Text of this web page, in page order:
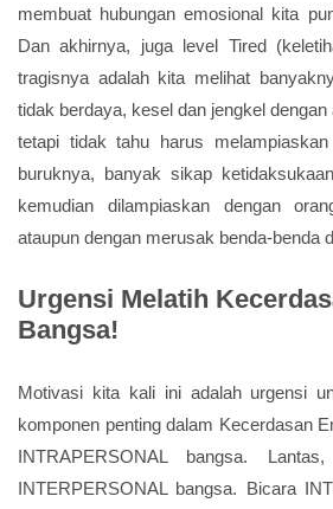
membuat hubungan emosional kita
Dan akhirnya, juga level Tired
tragisnya adalah kita melihat
tidak berdaya, kesel dan jengkel
tetapi tidak tahu harus
buruknya, banyak sikap
kemudian dilampiaskan dengan
ataupun dengan merusak benda-benda
Urgensi Melatih
Bangsa!
Motivasi kita kali ini adalah urgensi
komponen penting dalam Kecerdasan
INTRAPERSONAL bangsa.
INTERPERSONAL bangsa. Bicara